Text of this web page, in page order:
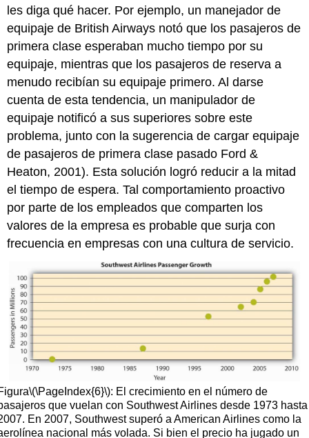
les diga qué hacer. Por ejemplo, un manejador de
equipaje de British Airways notó que los pasajeros de
primera clase esperaban mucho tiempo por su
equipaje, mientras que los pasajeros de reserva a
menudo recibían su equipaje primero. Al darse
cuenta de esta tendencia, un manipulador de
equipaje notificó a sus superiores sobre este
problema, junto con la sugerencia de cargar equipaje
de pasajeros de primera clase pasado Ford &
Heaton, 2001). Esta solución logró reducir a la mitad
el tiempo de espera. Tal comportamiento proactivo
por parte de los empleados que comparten los
valores de la empresa es probable que surja con
frecuencia en empresas con una cultura de servicio.
\(\PageIndex{6}\): El crecimiento en el número de
que vuelan con Southwest Airlines desde 1973 hasta
En 2007, Southwest superó a American Airlines como la
nacional más volada. Si bien el precio ha jugado un